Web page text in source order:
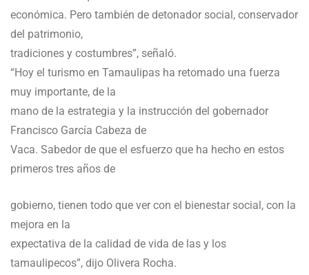
económica. Pero también de detonador social, conservador
del patrimonio,
tradiciones y costumbres”, señaló.
“Hoy el turismo en Tamaulipas ha retomado una fuerza
muy importante, de la
mano de la estrategia y la instrucción del gobernador
Francisco García Cabeza de
Vaca. Sabedor de que el esfuerzo que ha hecho en estos
primeros tres años de
gobierno, tienen todo que ver con el bienestar social, con la
mejora en la
expectativa de la calidad de vida de las y los
tamaulipecos”, dijo Olivera Rocha.